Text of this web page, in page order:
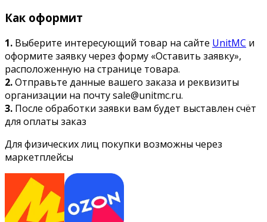
Как оформит
1. Выберите интересующий товар на сайте UnitMC и
оформите заявку через форму «Оставить заявку»,
расположенную на странице товара.
2.Отправьте данные вашего заказа и реквизиты
организации на почту sale@unitmc.ru.
3. После обработки заявки вам будет выставлен счёт
для оплаты заказ
Для физических лиц покупки возможны через
маркетплейсы